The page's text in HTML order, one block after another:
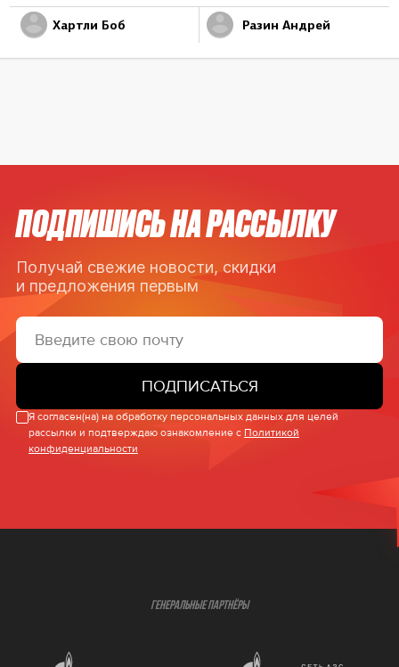
Хартли Боб Разин Андрей
ПОДПИШИСЬ НА РАССЫЛКУ
Получай свежие новости, скидки
и предложения первым
ПОДПИСАТЬСЯ
Я согласен(на) на обработку персональных данных для целей
рассылки и подтверждаю ознакомление с Политикой
конфиденциальности
ГЕНЕРАЛЬНЫЕ ПАРТНЁРЫ